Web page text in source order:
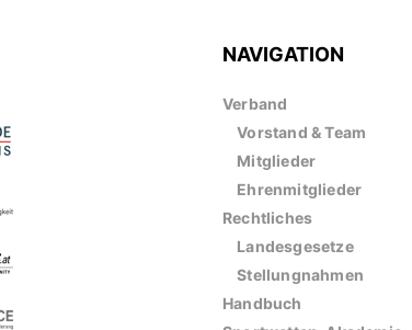
NAVIGATION
Verband
Vorstand & Team
Mitglieder
Ehrenmitglieder
Rechtliches
Landesgesetze
Stellungnahmen
Handbuch